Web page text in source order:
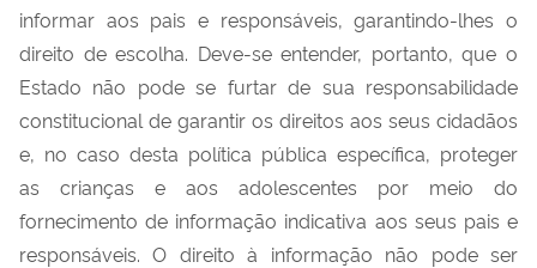
informar aos pais e responsáveis, garantindo-lhes o
direito de escolha. Deve-se entender, portanto, que o
Estado não pode se furtar de sua responsabilidade
constitucional de garantir os direitos aos seus cidadãos
e, no caso desta política pública específica, proteger
as crianças e aos adolescentes por meio do
fornecimento de informação indicativa aos seus pais e
responsáveis. O direito à informação não pode ser